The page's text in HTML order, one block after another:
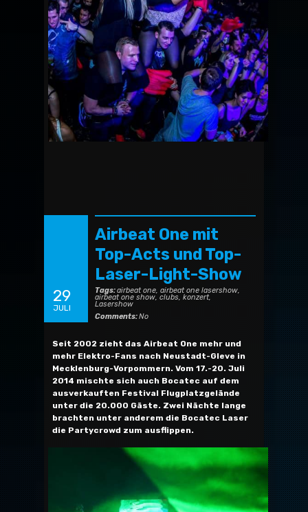
29
JULI
Airbeat One mit
Top-Acts und Top-
Laser-Light-Show
Tags:airbeat one, airbeat one lasershow,
airbeat one show, clubs, konzert,
Lasershow
Comments:No
Seit 2002 zieht das Airbeat One mehr und
mehr Elektro-Fans nach Neustadt-Gleve in
Mecklenburg-Vorpommern. Vom 17.-20. Juli
2014 mischte sich auch Bocatec auf dem
ausverkauften Festival Flugplatzgelände
unter die 20.000 Gäste. Zwei Nächte lange
brachten unter anderem die Bocatec Laser
die Partycrowd zum ausflippen.